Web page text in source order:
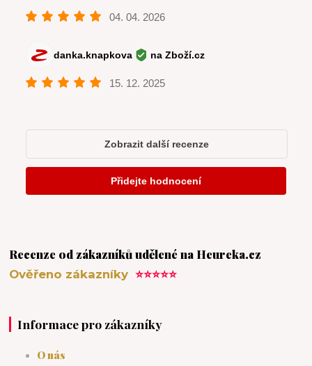
Recenze od zákazníků udělené na Heureka.cz
Ověřeno zákazníky⭐⭐⭐⭐⭐
Informace pro zákazníky
O nás